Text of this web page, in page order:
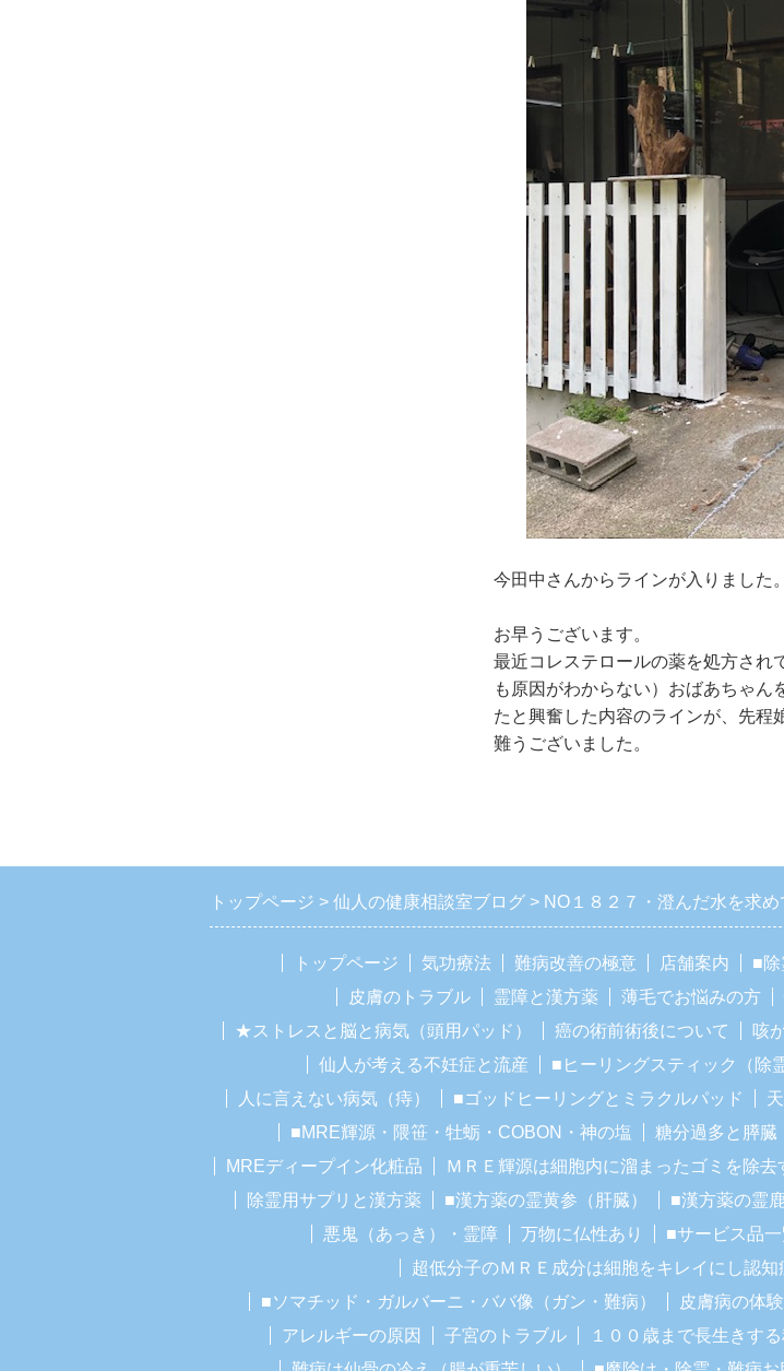
今田中さんからラインが入りました。
お早うございます。
最近コレステロールの薬を処方され
も原因がわからない）おばあちゃん
たと興奮した内容のラインが、先程
難うございました。
トップページ 仙人の健康相談室ブログ NO１８２７・澄んだ水を求
トップページ 気功療法 難病改善の極意 店舗案内 ■除
皮膚のトラブル
霊障と漢方薬 薄毛でお悩みの方
★ストレスと脳と病気（頭用パッド）
癌の術前術後について 咳
仙人が考える不妊症と流産
■ヒーリングスティック（除
人に言えない病気（痔）
■ゴッドヒーリングとミラクルパッド
■MRE輝源・隈笹・牡蛎・COBON・神の塩
糖分過多と膵臓
MREディープイン化粧品
ＭＲＥ輝源は細胞内に溜まったゴミを除去
除霊用サプリと漢方薬
■漢方薬の霊黄参（肝臓） ■漢方薬の霊
悪鬼（あっき）・霊障
万物に仏性あり ■サービス品
超低分子のＭＲＥ成分は細胞をキレイにし認知
■ソマチッド・ガルバーニ・ババ像（ガン・難病）
皮膚病の体
アレルギーの原因
子宮のトラブル １００歳まで長生きす